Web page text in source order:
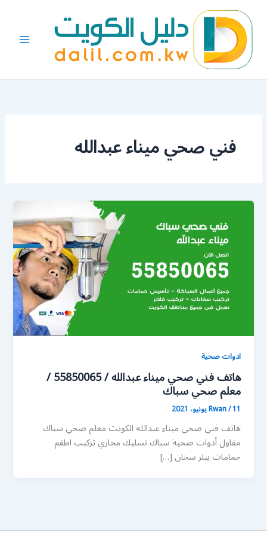
المحتوى
فني صحي ميناء عبدالله
ادوات صحية
هاتف فني صحي ميناء عبدالله / 55850065 /
معلم صحي سباك
Rwan/11 يونيو، 2021
هاتف فني صحي ميناء عبدالله الكويت معلم صحي سباك
مقاول أدوات صحية سباك تسليك مجاري تركيب اطقم
جمامات بيلر سخان […]